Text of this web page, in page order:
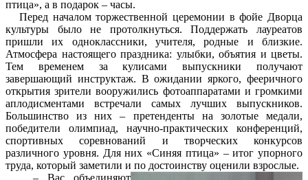
птица», а в подарок – часы.
Перед началом торжественной церемонии в фойе Дворца
культуры было не протолкнуться. Поддержать лауреатов
пришли их одноклассники, учителя, родные и близкие.
Атмосфера настоящего праздника: улыбки, объятия и цветы.
Тем временем за кулисами выпускники получают
завершающий инструктаж. В ожидании яркого, фееричного
открытия зрители вооружились фотоаппаратами и громкими
аплодисментами встречали самых лучших выпускников.
Большинство из них – претенденты на золотые медали,
победители олимпиад, научно-практических конференций,
спортивных соревнований и творческих конкурсов
различного уровня. Для них «Синяя птица» – итог упорного
труда, который заметили и по достоинству оценили взрослые.
– Вас объединяют